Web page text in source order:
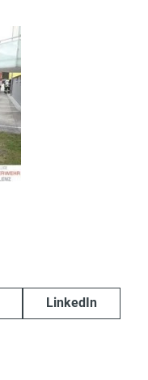
LinkedIn